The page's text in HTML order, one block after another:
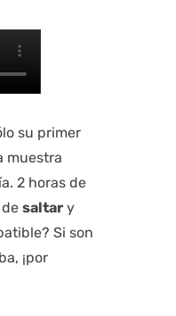
su primer
muestra
2 horas de
saltary
Si son
¡por